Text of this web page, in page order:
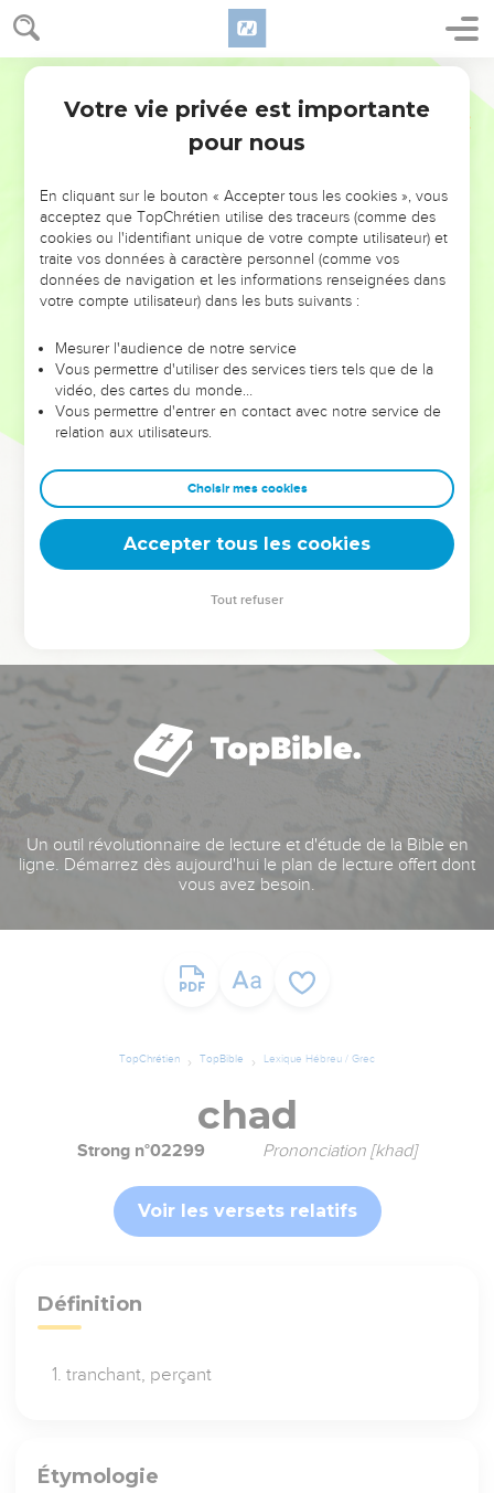
NE MANQUEZ PAS L’ÉVÉNEMENT
DE L’ANNÉE !
ET SI LEURS ERREURS POUVAIENT VOUS ÉVITER LES
VOTRES ?
leur foi ou leur vision. Mais on voit moins les doutes, les erreurs
et les saisons difficiles qu'ils ont traversés, alors même que ce
sont elles qui les ont façonnés.
Dans cette conférence, leaders, entrepreneurs, et responsables
clés pour avancer avec plus de sagesse afin que leurs erreurs
deviennent vos tremplins. Que vous guidiez un ministère, une
équipe, un groupe ou une famille, leur expérience est faite
Un outil révolutionnaire de lecture et d'étude de la Bible en
ligne. Démarrez dès aujourd'hui le plan de lecture offert dont
vous avez besoin.
TopChrétien TopBible Lexique Hébreu / Grec
chad
Strong n°02299 Prononciation [khad]
Voir les versets relatifs
Définition
tranchant, perçant
Étymologie
Votre vie privée est importante
pour nous
En cliquant sur le bouton « Accepter tous les cookies », vous
acceptez que TopChrétien utilise des traceurs (comme des
cookies ou l'identifiant unique de votre compte utilisateur) et
traite vos données à caractère personnel (comme vos
données de navigation et les informations renseignées dans
votre compte utilisateur) dans les buts suivants :
Mesurer l'audience de notre service
Vous permettre d'utiliser des services tiers tels que de la
vidéo, des cartes du monde…
Vous permettre d'entrer en contact avec notre service de
relation aux utilisateurs.
Choisir mes cookies
Accepter tous les cookies
Tout refuser